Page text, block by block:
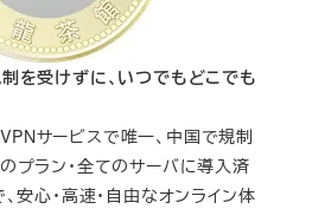
を受けずに、いつでもどこでも
サービスで唯一、中国で規制
プラン・全てのサーバに導入済
、安心・高速・自由なオンライン体